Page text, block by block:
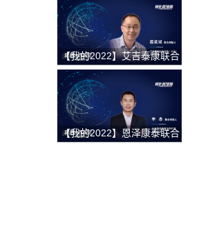
筛类临床质谱检测产品，从
临床痛点出发，为临床医学
检验解决更多难题
【我的2022】艾吉泰康联合
创始人屈武斌：对技术精雕
细琢，以客户应用场景为核
心，用特色服务提供基因捕
获整体解决方案
【我的2022】恩泽康泰联合